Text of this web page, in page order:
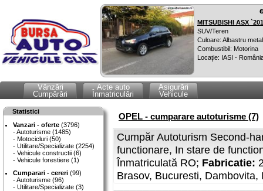
MITSUBISHI ASX
SUV/Teren
Culoare: Albastru
Combustibil: Motorina
Locaţie: IASI -
Vânzări
Cumpărări
Acte auto
Înmatriculări
Asigurări
Vehicule
Statistici
Vanzari - oferte (3796)
Autoturisme (1485)
Motocicluri (50)
Utilitare/Specializate (2254)
Vehicule constructii (6)
Vehicule forestiere (1)
Cumparari - cereri (99)
Autoturisme (96)
Utilitare/Specializate (3)
OPEL - cumparare autoturisme (7)
Cumpăr Autoturism Second-
functionare, In stare de
Înmatriculată RO; Fabricatie:
Brasov, Bucuresti, Dambovita,